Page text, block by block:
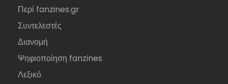
Περί fanzines.gr
Συντελεστές
Διανομή
Ψηφιοποίηση fanzines
Λεξικό